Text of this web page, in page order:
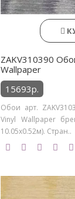
ZAKV310390
Wallpaper
15693р.
Обои арт.
Vinyl Wallpaper
10.05х0.52м). Стран..